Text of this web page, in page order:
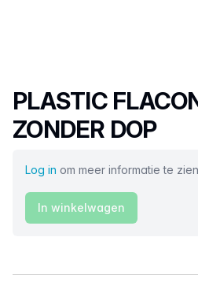
Productnaam
PLASTIC
ZONDER DOP
Log in om meer informatie te
In winkelwagen